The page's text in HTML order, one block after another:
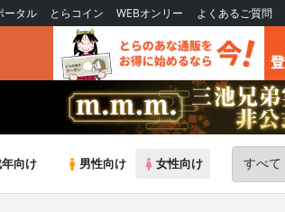
ータル とらコイン WEBオンリー よくあるご質問
向け 男性向け 女性向け